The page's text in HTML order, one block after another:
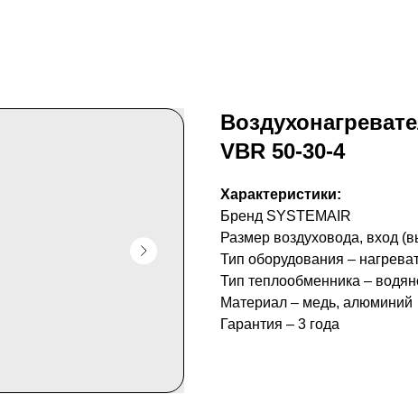
VBR 50-30-4
Характеристики:
Бренд SYSTEMAIR
Размер воздуховода, вход
Тип оборудования –
Тип теплообменника –
Материал – медь, алюминий
Гарантия – 3 года